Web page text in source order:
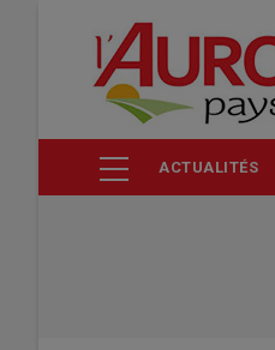
contenu
ACTUALITÉS